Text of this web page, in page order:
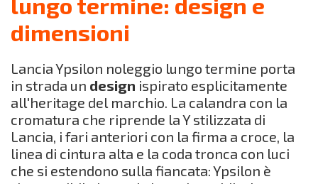
dimensioni
Lancia Ypsilon noleggio lungo termine porta
in strada un design ispirato esplicitamente
all'heritage del marchio. La calandra con la
cromatura che riprende la Y stilizzata di
Lancia, i fari anteriori con la firma a croce, la
linea di cintura alta e la coda tronca con luci
che si estendono sulla fiancata: Ypsilon è